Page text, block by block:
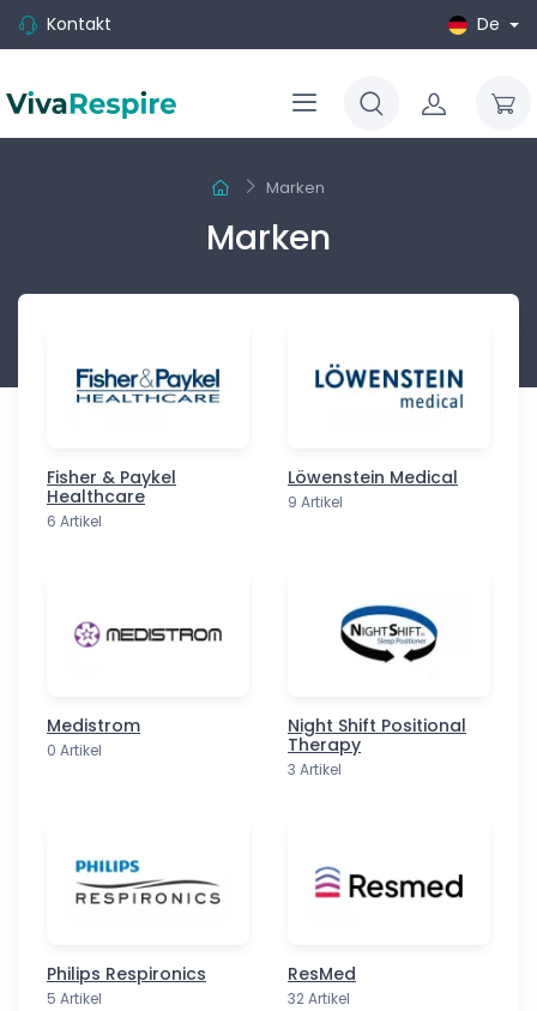
Kontakt De
Marken
Marken
Fisher & Paykel
Healthcare
6 Artikel
Löwenstein Medical
9 Artikel
Medistrom
0 Artikel
Night Shift Positional
Therapy
3 Artikel
Philips Respironics
5 Artikel
ResMed
32 Artikel